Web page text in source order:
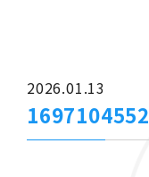
2026.01.13
1697104552